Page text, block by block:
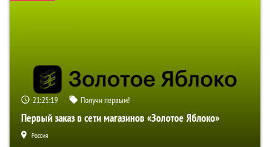
21:25:18 Получи первым!
Первый заказ в сети магазинов «Золотое Яблоко»
Россия